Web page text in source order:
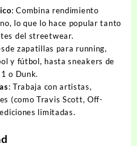
: Combina rendimiento
lo que lo hace popular tanto
del streetwear.
zapatillas para running,
y fútbol, hasta sneakers de
o Dunk.
: Trabaja con artistas,
(como Travis Scott, Off-
limitadas.